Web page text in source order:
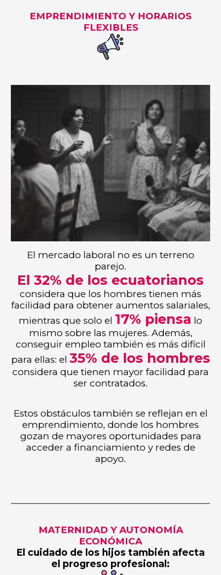
EMPRENDIMIENTO Y HORARIOS
FLEXIBLES
El mercado laboral no es un terreno
parejo.
El 32% de los ecuatorianos
considera que los hombres tienen más
facilidad para obtener aumentos salariales,
mientras que solo el 17% piensa lo
mismo sobre las mujeres. Además,
conseguir empleo también es más difícil
para ellas: el 35% de los hombres
considera que tienen mayor facilidad para
ser contratados.
Estos obstáculos también se reflejan en el
emprendimiento, donde los hombres
gozan de mayores oportunidades para
acceder a financiamiento y redes de
apoyo.
MATERNIDAD Y AUTONOMÍA
ECONÓMICA
El cuidado de los hijos también afecta
el progreso profesional: